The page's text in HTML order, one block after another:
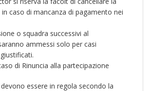
caso di mancanza di pagamento nei
o squadra successivi al
ammessi solo per casi
di Rinuncia alla partecipazione
essere in regola secondo la